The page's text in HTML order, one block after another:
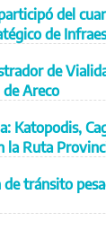
del
de
de
Areco
Katopodis,
Ruta
de tránsito